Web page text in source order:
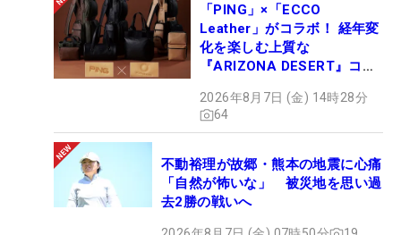
「PING」×「ECCO
Leather」がコラボ！ 経年変
化を楽しむ上質な
『ARIZONA DESERT』コレ
ュー
2026年8月7日 (金) 14時28分
64
不動裕理が故郷・熊本の地震に心痛
「自然が怖いな」 被災地を思い過
去2勝の戦いへ